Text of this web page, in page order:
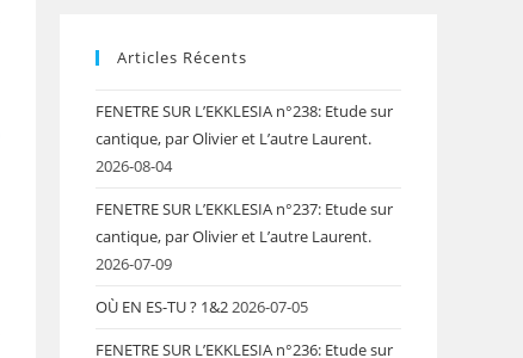
Articles Récents
FENETRE SUR L’EKKLESIA n°238: Etude sur
cantique, par Olivier et L’autre Laurent.
2026-08-04
FENETRE SUR L’EKKLESIA n°237: Etude sur
cantique, par Olivier et L’autre Laurent.
2026-07-09
OÙ EN ES-TU ? 1&22026-07-05
FENETRE SUR L’EKKLESIA n°236: Etude sur